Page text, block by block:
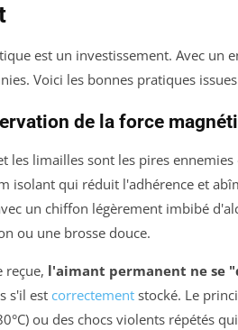
est un investissement. Avec un
Voici les bonnes pratiques
de la force
les limailles sont les pires
isolant qui réduit l'adhérence et
un chiffon légèrement imbibé
ou une brosse douce.
reçue, l'aimant permanent ne se
s'il est correctement stocké. Le
ou des chocs violents répétés